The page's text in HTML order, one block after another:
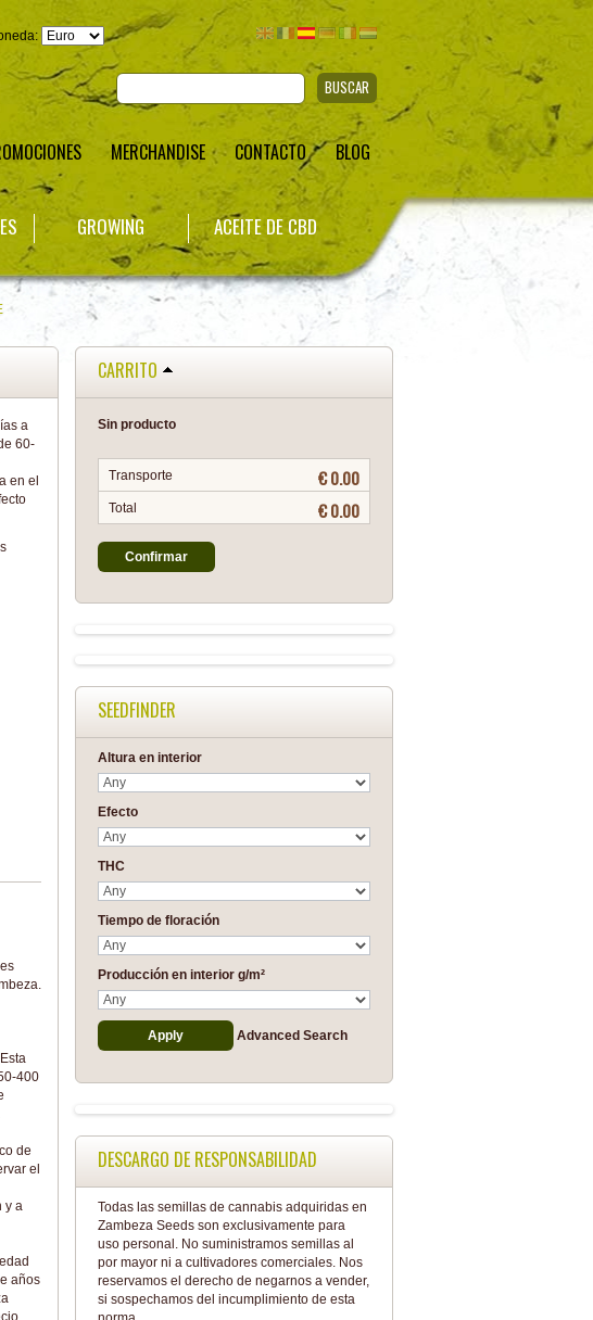
BUSCAR
MERCHANDISE CONTACTO BLOG
GROWING ACEITE DE CBD
a
60-
en el
400
de
el
y a
años
CARRITO
Sin producto
Transporte € 0.00
Total € 0.00
Confirmar
SEEDFINDER
Altura en interior
Efecto
THC
Tiempo de floración
Producción en interior g/m²
Advanced Search
DESCARGO DE RESPONSABILIDAD
Todas las semillas de cannabis adquiridas en
Zambeza Seeds son exclusivamente para
uso personal. No suministramos semillas al
por mayor ni a cultivadores comerciales. Nos
reservamos el derecho de negarnos a vender,
si sospechamos del incumplimiento de esta